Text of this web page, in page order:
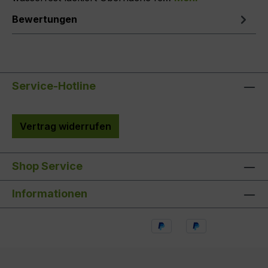
Bewertungen
Service-Hotline
Vertrag widerrufen
Shop Service
Informationen